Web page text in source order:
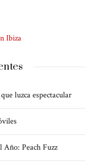
Ibiza
luzca espectacular
Peach Fuzz